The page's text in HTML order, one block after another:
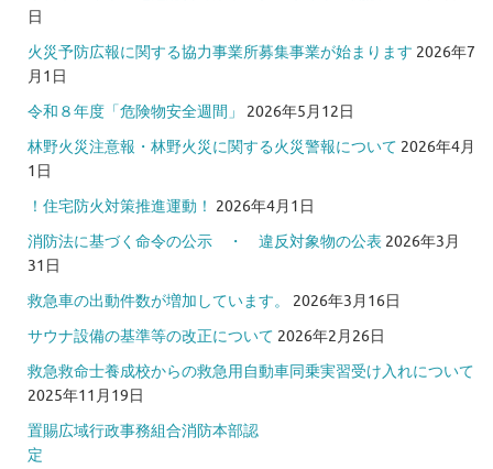
日
火災予防広報に関する協力事業所募集事業が始まります 2026年7
月1日
令和８年度「危険物安全週間」
2026年5月12日
林野火災注意報・林野火災に関する火災警報について 2026年4月
1日
！住宅防火対策推進運動！ 2026年4月1日
消防法に基づく命令の公示 ・ 違反対象物の公表 2026年3月
31日
救急車の出動件数が増加しています。
2026年3月16日
サウナ設備の基準等の改正について 2026年2月26日
救急救命士養成校からの救急用自動車同乗実習受け入れについて
2025年11月19日
置賜広域行政事務組合消防本部認
定